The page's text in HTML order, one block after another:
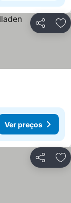
Partilhar
Ver preços
Partilhar